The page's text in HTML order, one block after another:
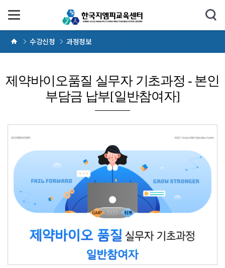
수강신청 과정정보
제약바이오품질 실무자 기초과정 - 본인
부담금 납부[일반참여자]